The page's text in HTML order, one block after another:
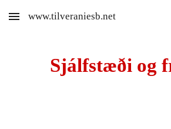
Skip to main content
www.tilveraniesb.net
Sjálfstæði og